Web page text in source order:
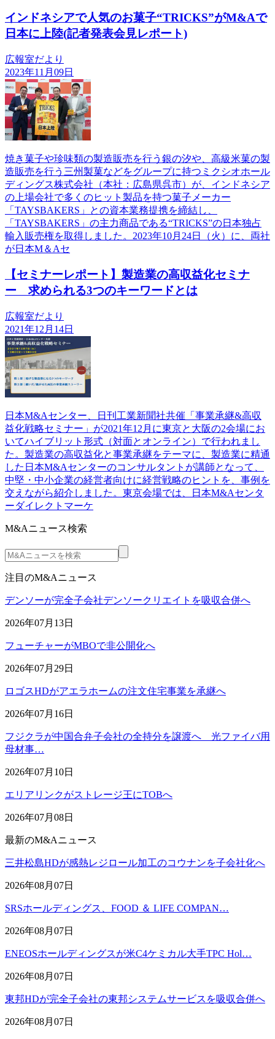
インドネシアで人気のお菓子“TRICKS”がM&Aで
日本に上陸(記者発表会見レポート)
広報室だより
2023年11月09日
焼き菓子や珍味類の製造販売を行う銀の汐や、高級米菓の製
造販売を行う三州製菓などをグループに持つミクシオホール
ディングス株式会社（本社：広島県呉市）が、インドネシア
の上場会社で多くのヒット製品を持つ菓子メーカー
「TAYSBAKERS」との資本業務提携を締結し、
「TAYSBAKERS」の主力商品である“TRICKS”の日本独占
輸入販売権を取得しました。2023年10月24日（火）に、両社
が日本M＆Aセ
【セミナーレポート】製造業の高収益化セミナ
ー 求められる3つのキーワードとは
広報室だより
2021年12月14日
日本M&Aセンター、日刊工業新聞社共催「事業承継&高収
益化戦略セミナー」が2021年12月に東京と大阪の2会場にお
いてハイブリット形式（対面とオンライン）で行われまし
た。製造業の高収益化と事業承継をテーマに、製造業に精通
した日本M&Aセンターのコンサルタントが講師となって、
中堅・中小企業の経営者向けに経営戦略のヒントを、事例を
交えながら紹介しました。東京会場では、日本M&Aセンタ
ーダイレクトマーケ
M&Aニュース検索
注目のM&Aニュース
デンソーが完全子会社デンソークリエイトを吸収合併へ
2026年07月13日
フューチャーがMBOで非公開化へ
2026年07月29日
ロゴスHDがアエラホームの注文住宅事業を承継へ
2026年07月16日
フジクラが中国合弁子会社の全持分を譲渡へ 光ファイバ用
母材事…
2026年07月10日
エリアリンクがストレージ王にTOBへ
2026年07月08日
最新のM&Aニュース
三井松島HDが感熱レジロール加工のコウナンを子会社化へ
2026年08月07日
SRSホールディングス、FOOD ＆ LIFE COMPAN…
2026年08月07日
ENEOSホールディングスが米C4ケミカル大手TPC Hol…
2026年08月07日
東邦HDが完全子会社の東邦システムサービスを吸収合併へ
2026年08月07日